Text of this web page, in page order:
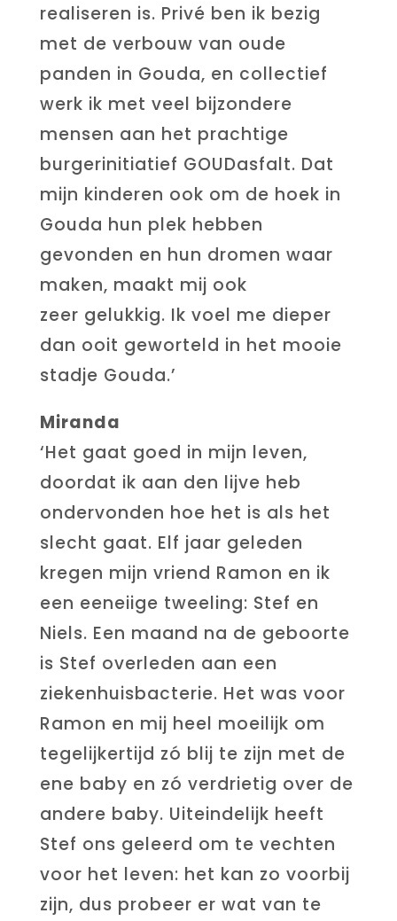
realiseren is. Privé ben ik bezig
met de verbouw van oude
panden in Gouda, en collectief
werk ik met veel bijzondere
mensen aan het prachtige
burgerinitiatief GOUDasfalt. Dat
mijn kinderen ook om de hoek in
Gouda hun plek hebben
gevonden en hun dromen waar
maken, maakt mij ook
zeer gelukkig. Ik voel me dieper
dan ooit geworteld in het mooie
stadje Gouda.’
Miranda
‘Het gaat goed in mijn leven,
doordat ik aan den lijve heb
ondervonden hoe het is als het
slecht gaat. Elf jaar geleden
kregen mijn vriend Ramon en ik
een eeneiige tweeling: Stef en
Niels. Een maand na de geboorte
is Stef overleden aan een
ziekenhuisbacterie. Het was voor
Ramon en mij heel moeilijk om
tegelijkertijd zó blij te zijn met de
ene baby en zó verdrietig over de
andere baby. Uiteindelijk heeft
Stef ons geleerd om te vechten
voor het leven: het kan zo voorbij
zijn, dus probeer er wat van te